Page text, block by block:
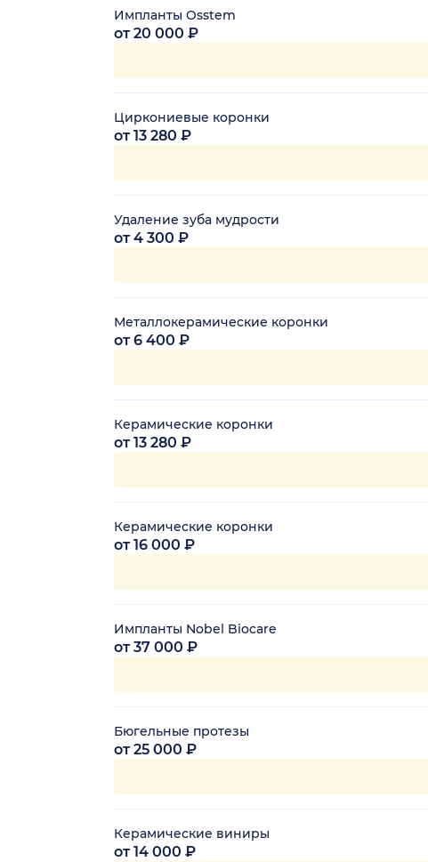
Импланты Osstem
от 20 000 ₽
Циркониевые коронки
от 13 280 ₽
Удаление зуба мудрости
от 4 300 ₽
Металлокерамические коронки
от 6 400 ₽
Керамические коронки
от 13 280 ₽
Керамические коронки
от 16 000 ₽
Импланты Nobel Biocare
от 37 000 ₽
Бюгельные протезы
от 25 000 ₽
Керамические виниры
от 14 000 ₽